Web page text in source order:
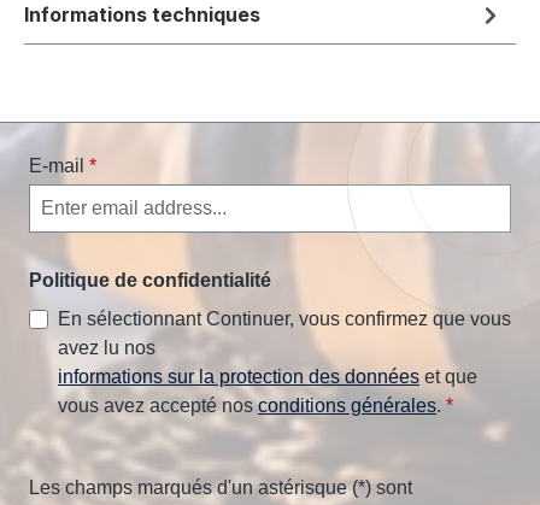
Informations techniques
E-mail *
Politique de confidentialité
En sélectionnant Continuer, vous confirmez que vous
avez lu nos
informations sur la protection des données et que
vous avez accepté nosconditions générales. *
Les champs marqués d'un astérisque (*) sont